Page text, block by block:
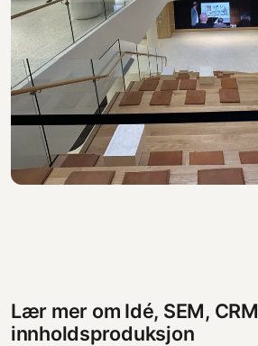
Lær mer om Idé, SEM,
innholdsproduksjon